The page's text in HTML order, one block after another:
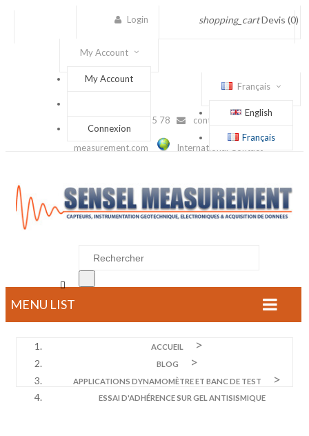
shopping_cart Devis (0)
Login
My Account
My Account
Connexion
Français
English
Français
(+33) 1 56 88 25 78 contact@sensel-
measurement.com International Contact

MENU LIST
ACCUEIL
BLOG
APPLICATIONS DYNAMOMÈTRE ET BANC DE TEST
ESSAI D'ADHÉRENCE SUR GEL ANTISISMIQUE